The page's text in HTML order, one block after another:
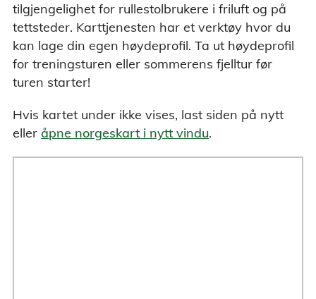
tilgjengelighet for rullestolbrukere i friluft og på
tettsteder. Karttjenesten har et verktøy hvor du
kan lage din egen høydeprofil. Ta ut høydeprofil
for treningsturen eller sommerens fjelltur før
turen starter!
Hvis kartet under ikke vises, last siden på nytt
eller åpne norgeskart i nytt vindu.